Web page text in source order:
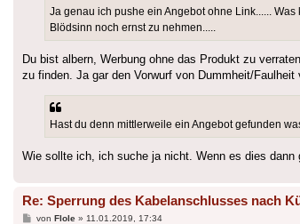
Ja genau ich pushe ein Angebot ohne Link......
Blödsinn noch ernst zu nehmen.....
Du bist albern, Werbung ohne das Produkt zu
zu finden. Ja gar den Vorwurf von Dummheit/
Hast du denn mittlerweile ein Angebot gefunden
Wie sollte ich, ich suche ja nicht. Wenn es dies dann
Re: Sperrung des Kabelanschlusses nach
Beitrag
von Flole» 11.01.2019, 17:34